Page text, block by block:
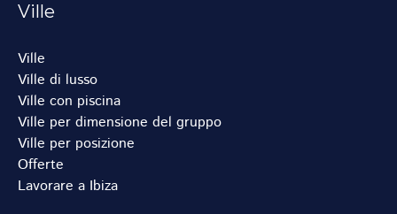
Ville
Ville
Ville di lusso
Ville con piscina
Ville per dimensione del gruppo
Ville per posizione
Offerte
Lavorare a Ibiza